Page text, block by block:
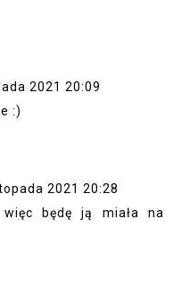
2021 20:09
:)
2021 20:28
będę ją miała na